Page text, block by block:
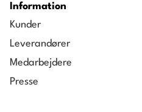
Information
Kunder
Leverandører
Medarbejdere
Presse